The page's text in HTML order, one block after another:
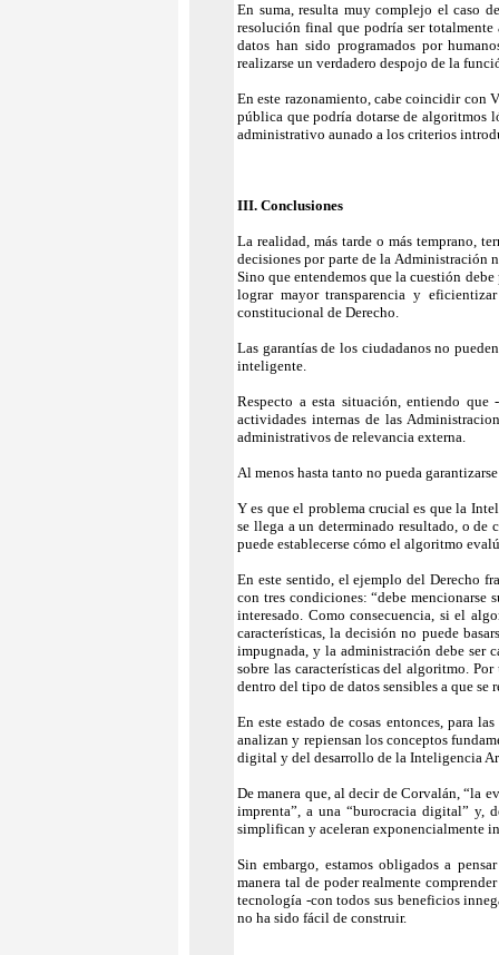
En suma, resulta muy complejo el caso
resolución final que podría ser
datos han sido programados por
realizarse un verdadero despojo de la
En este razonamiento, cabe coincidir con
pública que podría dotarse de algoritmos
administrativo aunado a los criterios
III. Conclusiones
La realidad, más tarde o más temprano,
decisiones por parte de la Administración
Sino que entendemos que la cuestión
lograr mayor transparencia y
constitucional de Derecho.
Las garantías de los ciudadanos no
inteligente.
Respecto a esta situación, entiendo
actividades internas de las
administrativos de relevancia externa.
Al menos hasta tanto no pueda
Y es que el problema crucial es que la
se llega a un determinado resultado, o de
puede establecerse cómo el algoritmo
En este sentido, el ejemplo del Derecho
con tres condiciones: “debe mencionarse
interesado. Como consecuencia, si el
características, la decisión no puede
impugnada, y la administración debe ser
sobre las características del algoritmo.
dentro del tipo de datos sensibles a que
En este estado de cosas entonces, para
analizan y repiensan los conceptos
digital y del desarrollo de la Inteligencia
De manera que, al decir de Corvalán, “la
imprenta”, a una “burocracia digital” y,
simplifican y aceleran exponencialmente
Sin embargo, estamos obligados a
manera tal de poder realmente
tecnología -con todos sus beneficios
no ha sido fácil de construir.